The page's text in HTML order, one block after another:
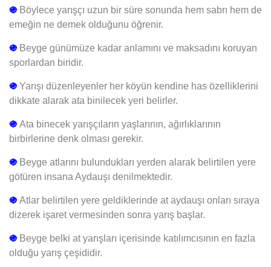
֍ Böylece yarışçı uzun bir süre sonunda hem sabrı hem de
emeğin ne demek olduğunu öğrenir.
֍ Beyge günümüze kadar anlamını ve maksadını koruyan
sporlardan biridir.
֍ Yarışı düzenleyenler her köyün kendine has özelliklerini
dikkate alarak ata binilecek yeri belirler.
֍ Ata binecek yarışçıların yaşlarının, ağırlıklarının
birbirlerine denk olması gerekir.
֍ Beyge atlarını bulundukları yerden alarak belirtilen yere
götüren insana Aydauşı denilmektedir.
֍ Atlar belirtilen yere geldiklerinde at aydauşı onları sıraya
dizerek işaret vermesinden sonra yarış başlar.
֍ Beyge belki at yarışları içerisinde katılımcısının en fazla
olduğu yarış çeşididir.